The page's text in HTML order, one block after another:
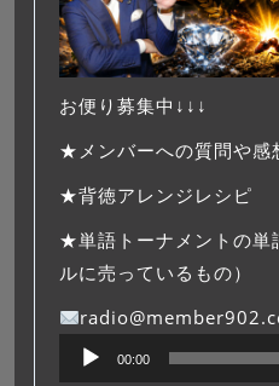
お便り募集中↓↓↓
★メンバーへの質問や感
★背徳アレンジレシピ
★単語トーナメントの単
ルに売っているもの）
00:00